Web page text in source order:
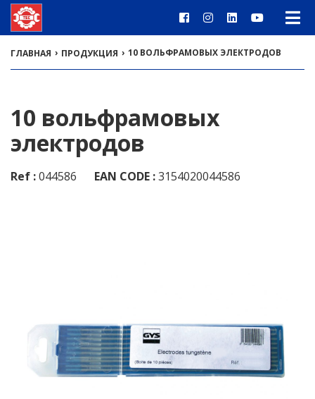
ГЛАВНАЯ › ПРОДУКЦИЯ › 10 ВОЛЬФРАМОВЫХ ЭЛЕКТРОДОВ
10 вольфрамовых
электродов
Ref :044586 EAN CODE :3154020044586